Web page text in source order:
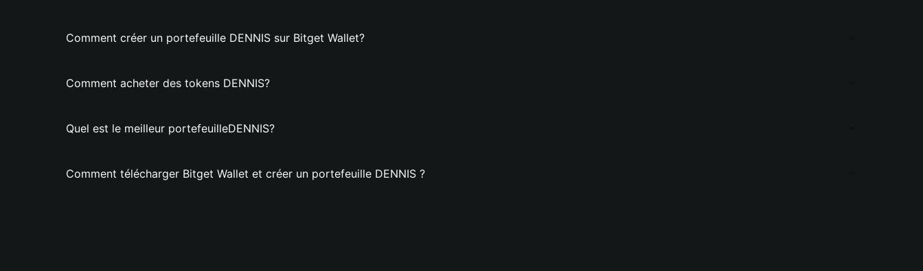
Comment créer un portefeuille DENNIS sur Bitget Wallet?
Comment acheter des tokens DENNIS?
Quel est le meilleur portefeuilleDENNIS?
Comment télécharger Bitget Wallet et créer un portefeuille DENNIS ?